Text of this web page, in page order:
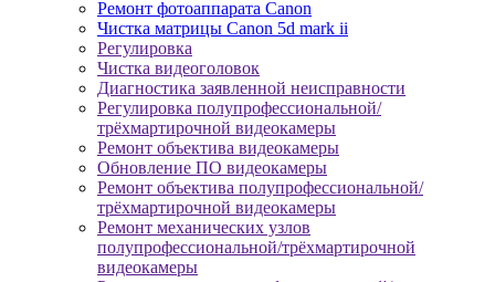
Ремонт фотоаппарата Canon
Чистка матрицы Canon 5d mark ii
Регулировка
Чистка видеоголовок
Диагностика заявленной неисправности
Регулировка полупрофессиональной/
трёхмартирочной видеокамеры
Ремонт объектива видеокамеры
Обновление ПО видеокамеры
Ремонт объектива полупрофессиональной/
трёхмартирочной видеокамеры
Ремонт механических узлов
полупрофессиональной/трёхмартирочной
видеокамеры